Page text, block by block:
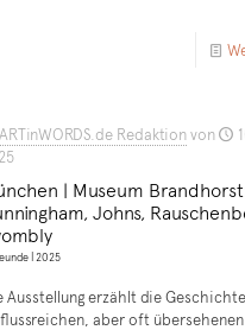
ARTinWORDS.de Redaktionvon
| Museum
Johns,
| 2025
Ausstellung erzählt die
aber oft übersehenen